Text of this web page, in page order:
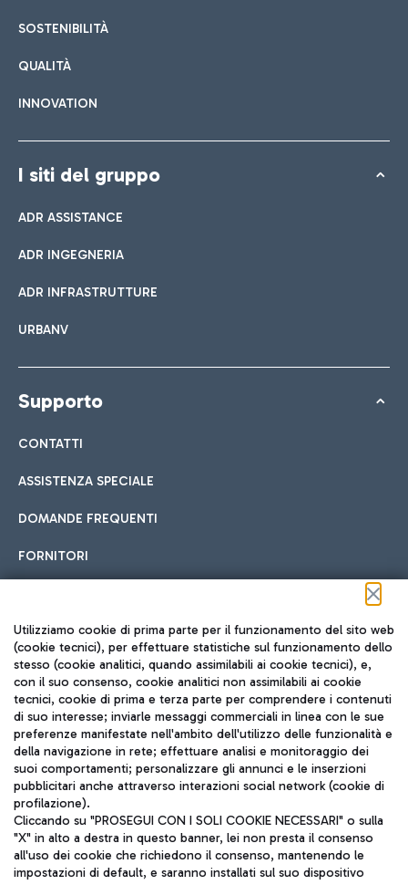
SOSTENIBILITÀ
QUALITÀ
INNOVATION
I siti del gruppo
ADR ASSISTANCE
ADR INGEGNERIA
ADR INFRASTRUTTURE
URBANV
Supporto
CONTATTI
ASSISTENZA SPECIALE
DOMANDE FREQUENTI
FORNITORI
Seguici sui social
TRAVEL JOURNAL
ITA
Utilizziamo cookie di prima parte per il funzionamento del sito web
(cookie tecnici), per effettuare statistiche sul funzionamento dello
stesso (cookie analitici, quando assimilabili ai cookie tecnici), e,
con il suo consenso, cookie analitici non assimilabili ai cookie
tecnici, cookie di prima e terza parte per comprendere i contenuti
di suo interesse; inviarle messaggi commerciali in linea con le sue
preferenze manifestate nell'ambito dell'utilizzo delle funzionalità e
della navigazione in rete; effettuare analisi e monitoraggio dei
suoi comportamenti; personalizzare gli annunci e le inserzioni
pubblicitari anche attraverso interazioni social network (cookie di
profilazione).
Cliccando su "PROSEGUI CON I SOLI COOKIE NECESSARI" o sulla
"X" in alto a destra in questo banner, lei non presta il consenso
all'uso dei cookie che richiedono il consenso, mantenendo le
impostazioni di default, e saranno installati sul suo dispositivo